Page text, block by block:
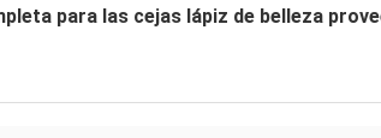
para las cejas lápiz de belleza